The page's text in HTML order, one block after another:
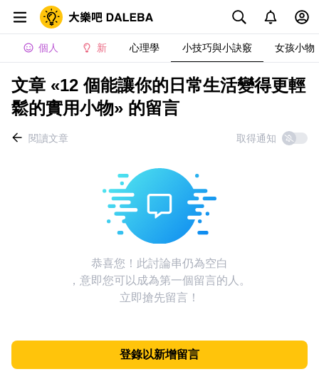
個人 新 心理學 小技巧與小訣竅 女孩小物
文章 «12 個能讓你的日常生活變得更輕
鬆的實用小物» 的留言
閱讀文章 取得通知
恭喜您！此討論串仍為空白
，意即您可以成為第一個留言的人。
立即搶先留言！
登錄以新增留言